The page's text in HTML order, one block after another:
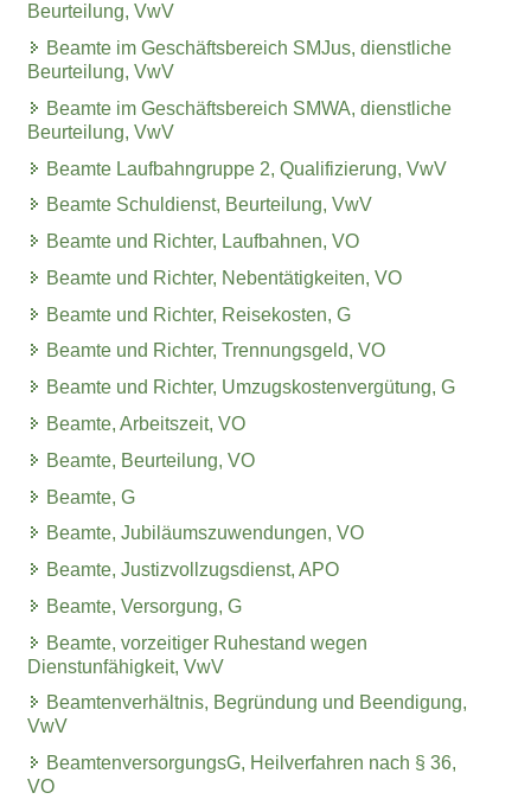
Beurteilung, VwV
Beamte im Geschäftsbereich SMJus, dienstliche
Beurteilung, VwV
Beamte im Geschäftsbereich SMWA, dienstliche
Beurteilung, VwV
Beamte Laufbahngruppe 2, Qualifizierung, VwV
Beamte Schuldienst, Beurteilung, VwV
Beamte und Richter, Laufbahnen, VO
Beamte und Richter, Nebentätigkeiten, VO
Beamte und Richter, Reisekosten, G
Beamte und Richter, Trennungsgeld, VO
Beamte und Richter, Umzugskostenvergütung, G
Beamte, Arbeitszeit, VO
Beamte, Beurteilung, VO
Beamte, G
Beamte, Jubiläumszuwendungen, VO
Beamte, Justizvollzugsdienst, APO
Beamte, Versorgung, G
Beamte, vorzeitiger Ruhestand wegen
Dienstunfähigkeit, VwV
Beamtenverhältnis, Begründung und Beendigung,
VwV
BeamtenversorgungsG, Heilverfahren nach § 36,
VO